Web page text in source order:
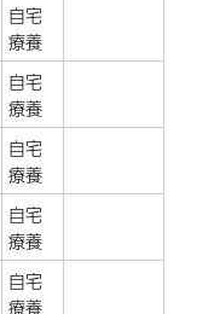
自宅
療養
自宅
療養
自宅
療養
自宅
療養
自宅
療養